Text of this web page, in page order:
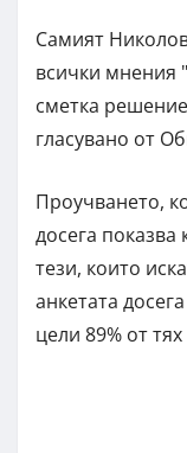
Самият
всички мнения
сметка
гласувано от
Проучването,
досега показва
тези, които
анкетата
цели 89% от